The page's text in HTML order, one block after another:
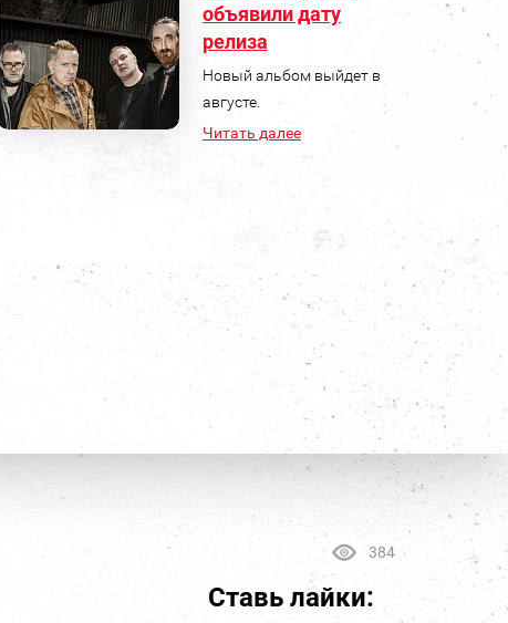
объявили дату
релиза
Новый альбом выйдет в
августе.
Читать далее
384
Ставь лайки: